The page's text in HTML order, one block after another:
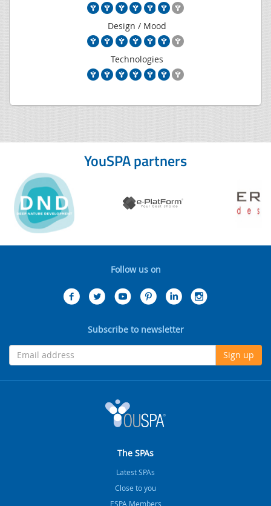
Design / Mood
Technologies
YouSPA partners
Follow us on
Subscribe to newsletter
Sign up
The SPAs
Latest SPAs
Close to you
ESPA Members